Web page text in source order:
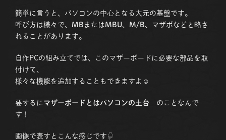
簡単に言うと、パソコンの中心となる大元の基盤です。
呼び方は様々で、 MB またはMBU、 M/B、マザボなどと略さ
れることがあります。
自作PCの組み立てでは、このマザーボードに必要な部品を取
付けて、
様々な機能を追加することもできますよ☺
要するに マザーボードとはパソコンの土台 のことなんで
す！
画像で表すとこんな感じです☟